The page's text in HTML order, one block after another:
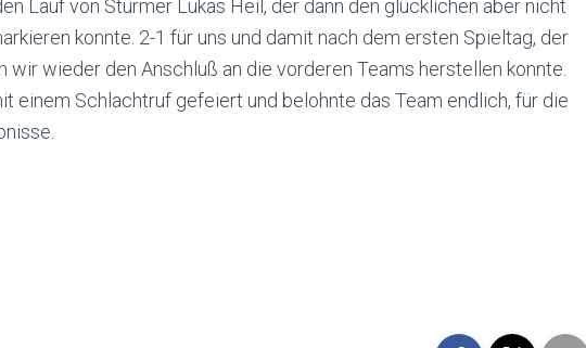
Lauf von Stürmer Lukas Heil, der dann den glücklichen aber nicht
konnte. 2-1 für uns und damit nach dem ersten Spieltag, der
wieder den Anschluß an die vorderen Teams herstellen konnte.
einem Schlachtruf gefeiert und belohnte das Team endlich, für die